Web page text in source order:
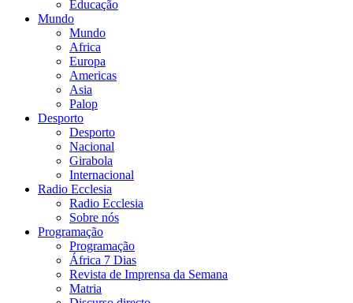
Educação
Mundo
Mundo
Africa
Europa
Americas
Asia
Palop
Desporto
Desporto
Nacional
Girabola
Internacional
Radio Ecclesia
Radio Ecclesia
Sobre nós
Programação
Programação
África 7 Dias
Revista de Imprensa da Semana
Matria